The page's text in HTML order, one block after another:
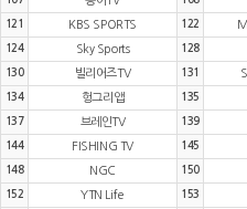
121 KBS SPORTS 122
124 Sky Sports 128
130 빌리어즈TV 131
134 헝그리앱 135
137 브레인TV 139
144 FISHING TV 145
148 NGC 150
152 YTN Life 153